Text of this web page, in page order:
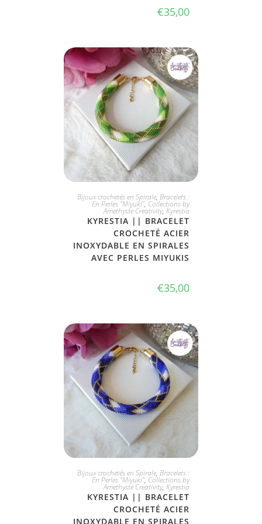
€35,00
JE L'ADOPTE
Bijoux crochetés en Spirale, Bracelets :
En Perles "Miyuki", Collections by
Amethyste Creativity, Kyrestia
KYRESTIA || BRACELET
CROCHETÉ ACIER
INOXYDABLE EN SPIRALES
AVEC PERLES MIYUKIS
€35,00
JE L'ADOPTE
Bijoux crochetés en Spirale, Bracelets :
En Perles "Miyuki", Collections by
Amethyste Creativity, Kyrestia
KYRESTIA || BRACELET
CROCHETÉ ACIER
INOXYDABLE EN SPIRALES